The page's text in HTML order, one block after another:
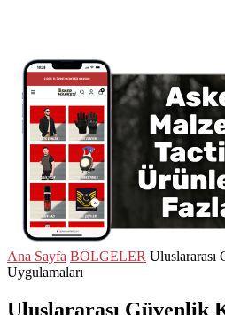
Ana Sayfa BÖLGELER
Uygulamaları
Uluslararası Güvenlik